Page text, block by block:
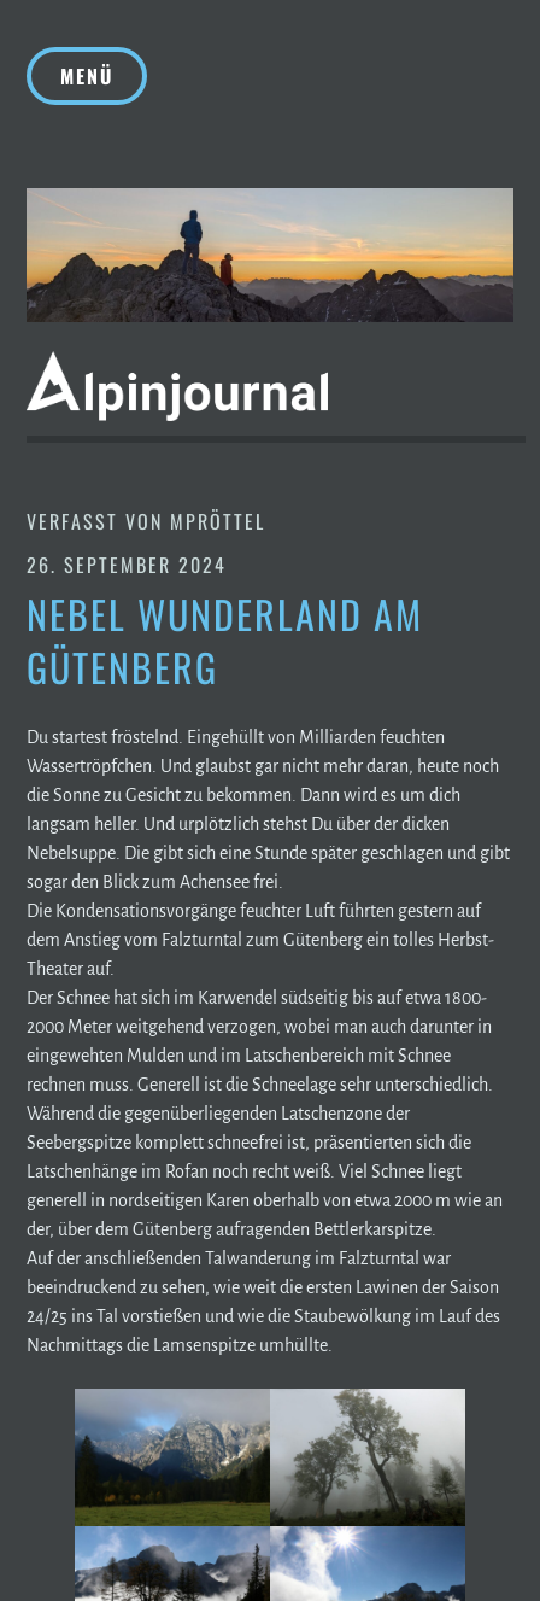
springen
MENÜ
VERFASST VON MPRÖTTEL
26. SEPTEMBER 2024
NEBEL WUNDERLAND AM
GÜTENBERG
Du startest fröstelnd. Eingehüllt von Milliarden feuchten
Wassertröpfchen. Und glaubst gar nicht mehr daran, heute noch
die Sonne zu Gesicht zu bekommen. Dann wird es um dich
langsam heller. Und urplötzlich stehst Du über der dicken
Nebelsuppe. Die gibt sich eine Stunde später geschlagen und gibt
sogar den Blick zum Achensee frei.
Die Kondensationsvorgänge feuchter Luft führten gestern auf
dem Anstieg vom Falzturntal zum Gütenberg ein tolles Herbst-
Theater auf.
Der Schnee hat sich im Karwendel südseitig bis auf etwa 1800-
2000 Meter weitgehend verzogen, wobei man auch darunter in
eingewehten Mulden und im Latschenbereich mit Schnee
rechnen muss. Generell ist die Schneelage sehr unterschiedlich.
Während die gegenüberliegenden Latschenzone der
Seebergspitze komplett schneefrei ist, präsentierten sich die
Latschenhänge im Rofan noch recht weiß. Viel Schnee liegt
generell in nordseitigen Karen oberhalb von etwa 2000 m wie an
der, über dem Gütenberg aufragenden Bettlerkarspitze.
Auf der anschließenden Talwanderung im Falzturntal war
beeindruckend zu sehen, wie weit die ersten Lawinen der Saison
24/25 ins Tal vorstießen und wie die Staubewölkung im Lauf des
Nachmittags die Lamsenspitze umhüllte.